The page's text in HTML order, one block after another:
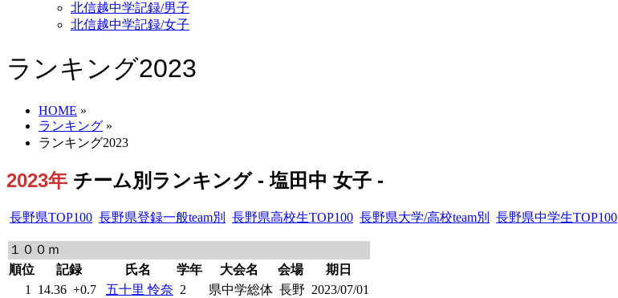
北信越中学記録/男子
北信越中学記録/女子
ランキング2023
HOME »
ランキング »
ランキング2023
2023年 チーム別ランキング - 塩田中 女子 -
長野県TOP100 長野県登録一般team別 長野県高校生TOP100 長野県大学/高校team別 長野県中学生TOP100
１００ｍ
順位
記録 氏名 学年 大会名 会場
期日
1
14.36 +0.7 五十里 怜奈 2 県中学総体 長野 2023/07/01